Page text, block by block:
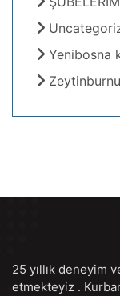
Yenibosna
25 yıllık deneyim
etmekteyiz .